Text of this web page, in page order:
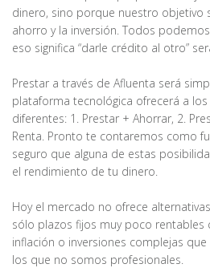
dinero, sino porque nuestro objetivo
ahorro y la inversión. Todos
eso significa “darle crédito al otro”
Prestar a través de Afluenta será
plataforma tecnológica ofrecerá a
diferentes: 1. Prestar + Ahorrar, 2.
Renta. Pronto te contaremos como
seguro que alguna de estas
el rendimiento de tu dinero.
Hoy el mercado no ofrece
sólo plazos fijos muy poco
inflación o inversiones complejas
los que no somos profesionales.